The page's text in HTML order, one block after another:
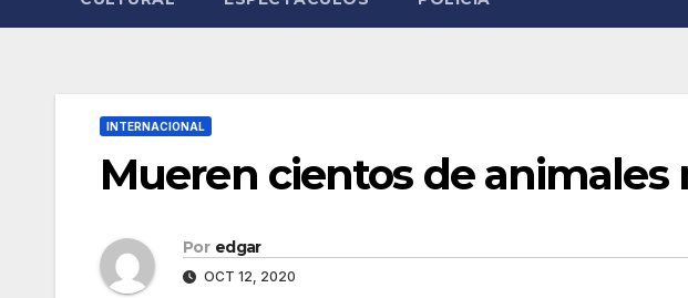
INTERNACIONAL
Mueren cientos de animales
Por edgar
OCT 12, 2020